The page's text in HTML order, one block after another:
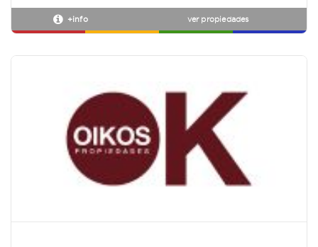
+info ver propiedades